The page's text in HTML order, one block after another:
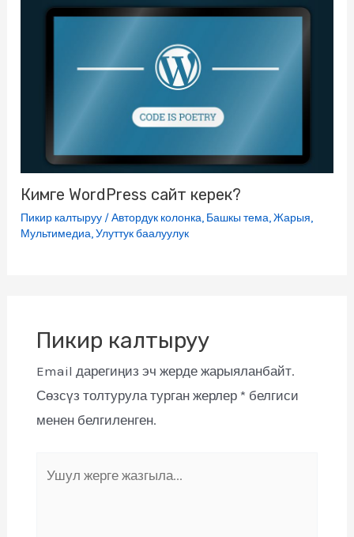
Кимге WordPress сайт керек?
Пикир калтыруу /Автордук колонка, Башкы тема,Жарыя,
Мультимедиа,Улуттук баалуулук
Пикир калтыруу
Email дарегиңиз эч жерде жарыяланбайт.
Сөзсүз толтурула турган жерлер * белгиси
менен белгиленген.